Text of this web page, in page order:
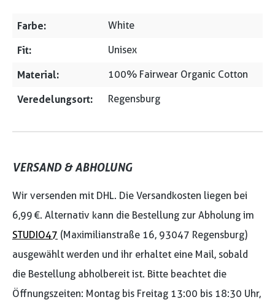
Farbe: White
Fit: Unisex
Material: 100% Fairwear Organic Cotton
Veredelungsort: Regensburg
VERSAND & ABHOLUNG
Wir versenden mit DHL. Die Versandkosten liegen bei
6,99 €. Alternativ kann die Bestellung zur Abholung im
STUDIO47 (Maximilianstraße 16, 93047 Regensburg)
ausgewählt werden und ihr erhaltet eine Mail, sobald
die Bestellung abholbereit ist. Bitte beachtet die
Öffnungszeiten: Montag bis Freitag 13:00 bis 18:30 Uhr,